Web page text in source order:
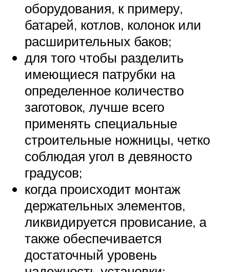
оборудования, к примеру,
батарей, котлов, колонок или
расширительных баков;
для того чтобы разделить
имеющиеся патрубки на
определенное количество
заготовок, лучше всего
применять специальные
строительные ножницы, четко
соблюдая угол в девяносто
градусов;
когда происходит монтаж
держательных элементов,
ликвидируется провисание, а
также обеспечивается
достаточный уровень